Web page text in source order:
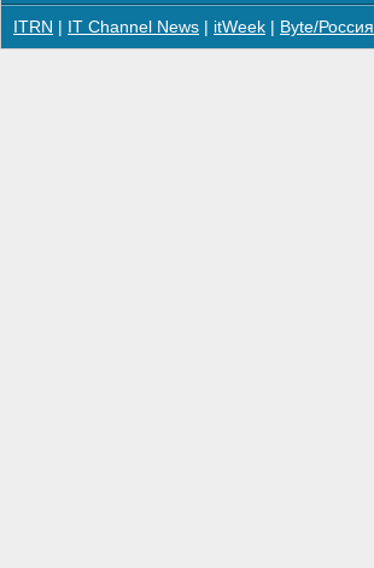
ITRN IT Channel News itWeek Byte/Россия